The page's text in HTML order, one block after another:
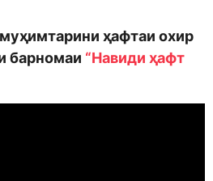
ҳафтаи охир
барномаи “Навиди ҳафт